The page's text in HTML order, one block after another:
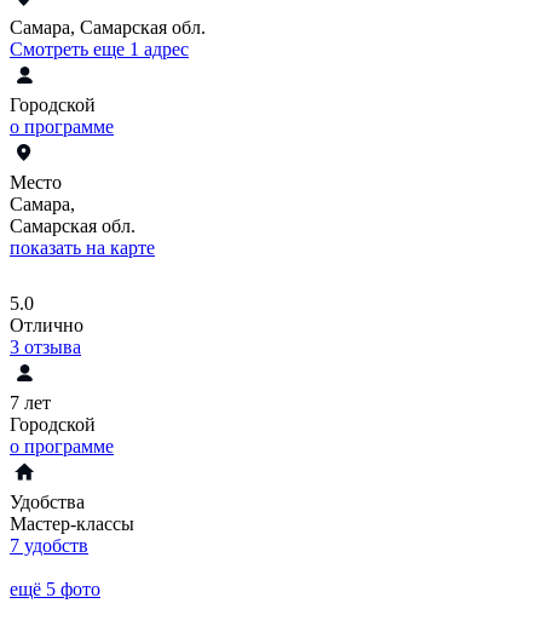
Самара, Самарская обл.
Смотреть еще 1 адрес
Городской
о программе
Место
Самара,
Самарская обл.
показать на карте
5.0
Отлично
3 отзыва
7 лет
Городской
о программе
Удобства
Мастер-классы
7 удобств
ещё 5 фото